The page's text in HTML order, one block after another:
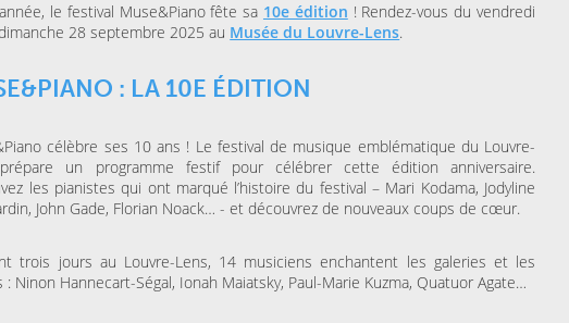
le festival Muse&Piano fête sa 10e édition ! Rendez-vous du vendredi
28 septembre 2025 au Musée du Louvre-Lens.
: LA 10E ÉDITION
célèbre ses 10 ans ! Le festival de musique emblématique du Louvre-
un programme festif pour célébrer cette édition anniversaire.
les pianistes qui ont marqué l’histoire du festival – Mari Kodama, Jodyline
John Gade, Florian Noack… - et découvrez de nouveaux coups de cœur.
trois jours au Louvre-Lens, 14 musiciens enchantent les galeries et les
: Ninon Hannecart-Ségal, Ionah Maiatsky, Paul-Marie Kuzma, Quatuor Agate…
JEUDI 15 OCTOBRE 2026
MAISON FOLIE MOULINS
Le Syndrome du
Spaghetti de la Cie Lolium
VENDREDI 06 NOVEMBRE 2026
ESPACE AGORA (CENTRE
CULTUREL)
Là-bas, le voyage
Goldman – Tribute Jean-